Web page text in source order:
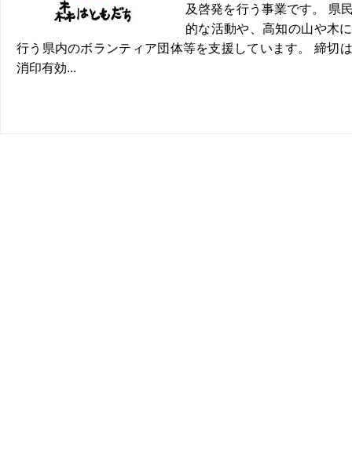
及啓発を行う事業です。 県
的な活動や、高知の山や木
行う県内のボランティア団体等を支援しています。 締切
消印有効...